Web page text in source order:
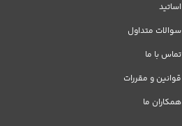
اساتید
سوالات متداول
تماس با ما
قوانین و مقررات
همکاران ما